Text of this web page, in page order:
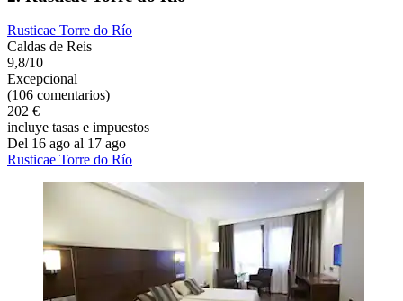
Rusticae Torre do Río
Caldas de Reis
9,8/10
Excepcional
(106 comentarios)
202 €
incluye tasas e impuestos
Del 16 ago al 17 ago
Rusticae Torre do Río